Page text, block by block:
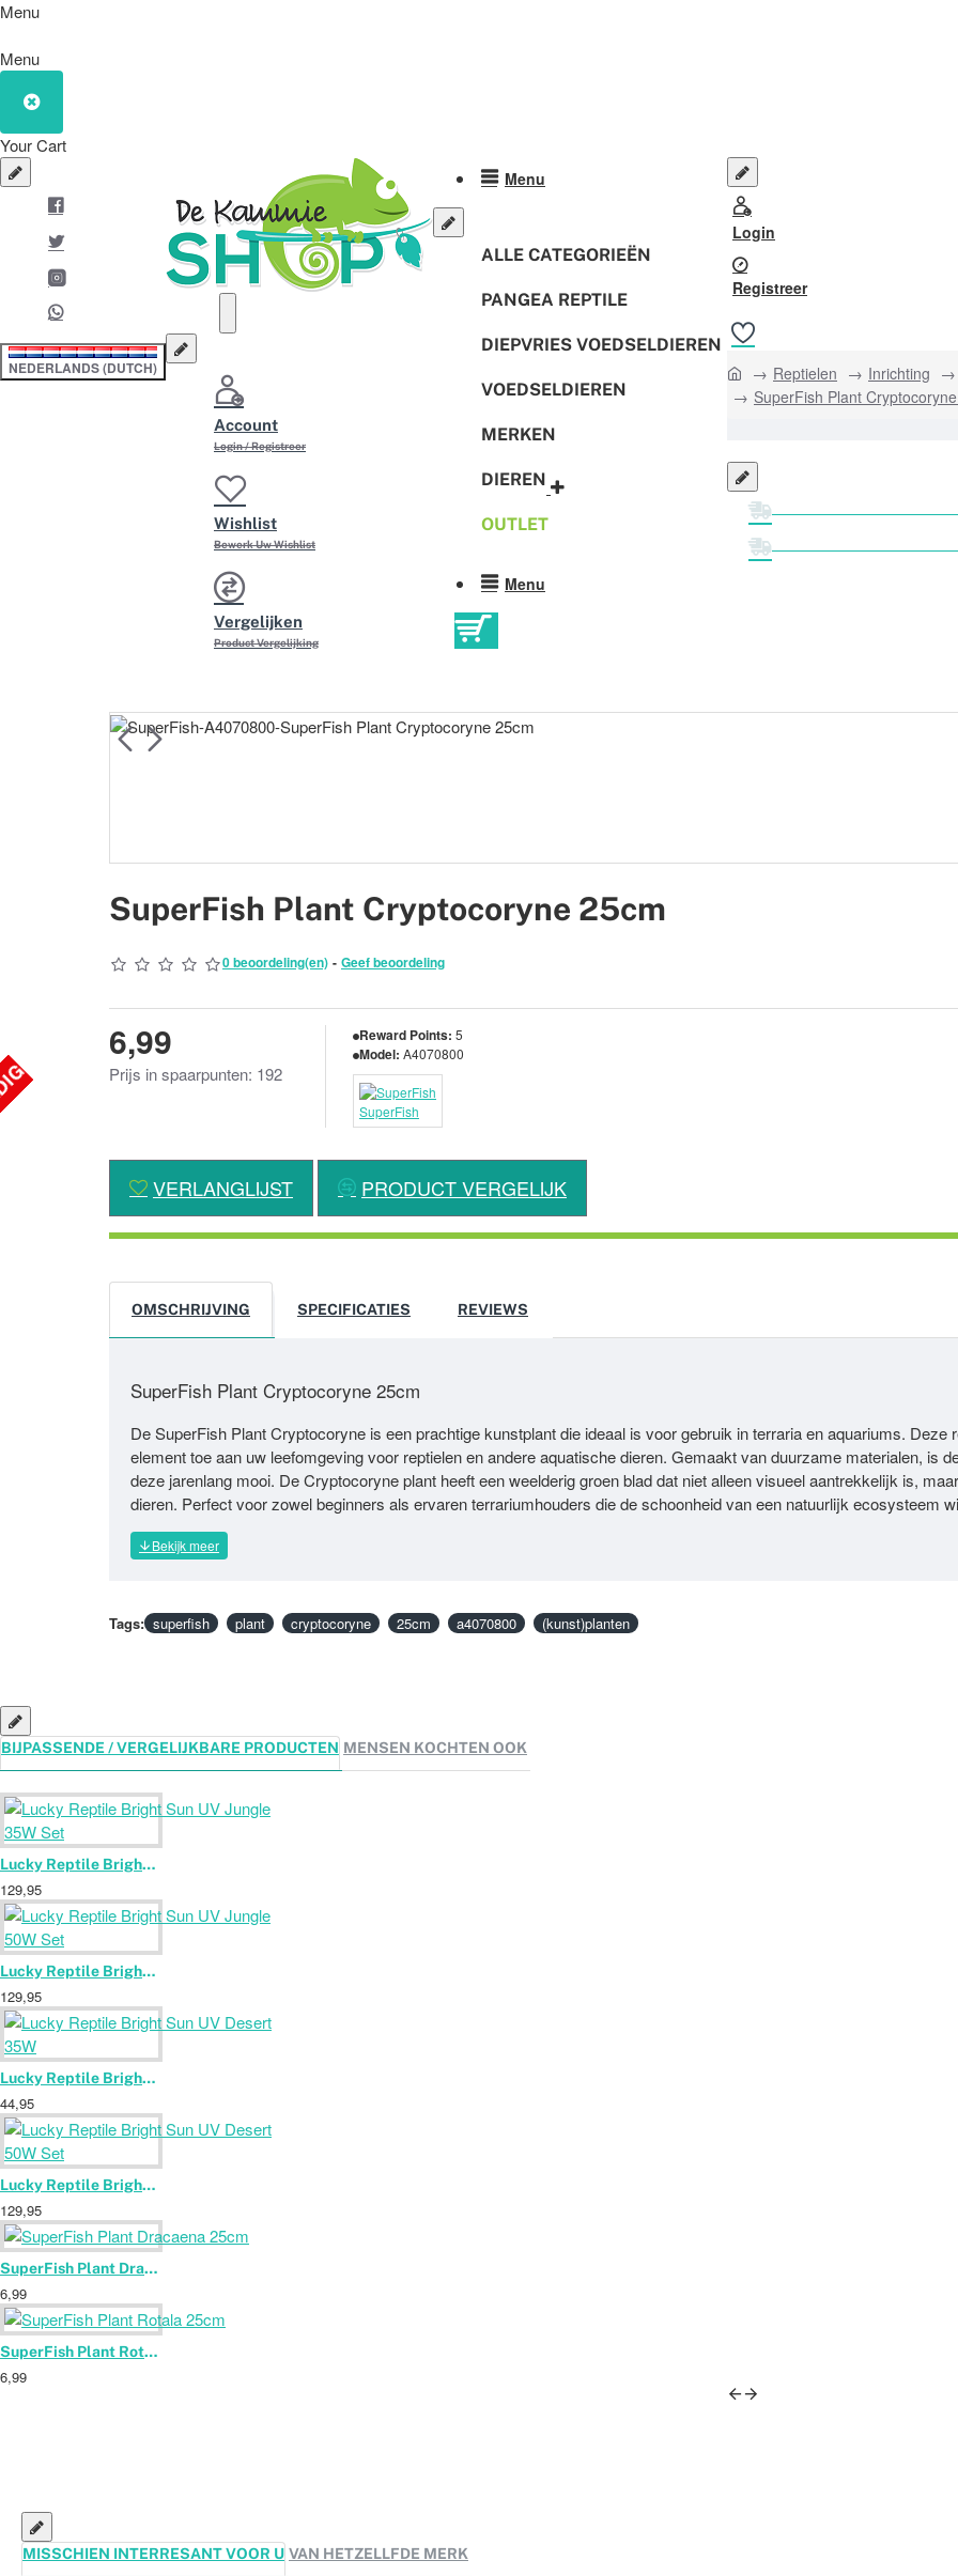
Menu
Menu
Your Cart
NEDERLANDS (DUTCH)
Account
Login / Registreer
Wishlist
Bewerk Uw Wishlist
Vergelijken
Product Vergelijking
Menu
ALLE CATEGORIEËN
PANGEA REPTILE
DIEPVRIES VOEDSELDIEREN
VOEDSELDIEREN
MERKEN
DIEREN
OUTLET
Menu
Login
Registreer
homeReptielen Inrichting
SuperFish Plant
SuperFish Plant Cryptocoryne 25cm
0 beoordeling(en) - Geef beoordeling
6,99
Prijs in spaarpunten: 192
Reward Points: 5
Model: A4070800
SuperFish
VERLANGLIJST PRODUCT VERGELIJK
OMSCHRIJVING SPECIFICATIES REVIEWS
SuperFish Plant Cryptocoryne 25cm
De SuperFish Plant Cryptocoryne is een prachtige kunstplant die ideaal is voor gebruik in terraria en aquariums. Deze
element toe aan uw leefomgeving voor reptielen en andere aquatische dieren. Gemaakt van duurzame materialen, is
deze jarenlang mooi. De Cryptocoryne plant heeft een weelderig groen blad dat niet alleen visueel aantrekkelijk is,
dieren. Perfect voor zowel beginners als ervaren terrariumhouders die de schoonheid van een natuurlijk ecosysteem
Tags: superfish plant cryptocoryne 25cm a4070800 (kunst)planten
BIJPASSENDE / VERGELIJKBARE PRODUCTEN MENSEN KOCHTEN OOK
Lucky Reptile Bright Sun UV Jungle 35W Set
129,95
Lucky Reptile Bright Sun UV Jungle 50W Set
129,95
Lucky Reptile Bright Sun UV Desert 35W
44,95
Lucky Reptile Bright Sun UV Desert 50W Set
129,95
SuperFish Plant Dracaena 25cm
6,99
SuperFish Plant Rotala 25cm
6,99
MISSCHIEN INTERRESANT VOOR U VAN HETZELLFDE MERK